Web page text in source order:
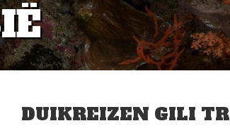
DUIKREIZEN GILI